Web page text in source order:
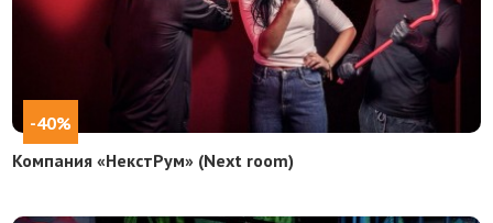
-40%
Компания «НекстРум» (Next room)